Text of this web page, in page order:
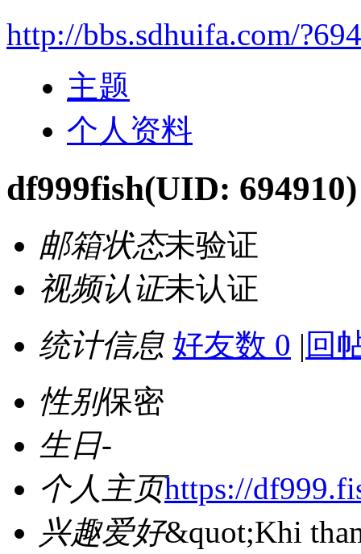
http://bbs.sdhuifa.com/
主题
个人资料
df999fish(UID: 694910)
邮箱状态未验证
视频认证未认证
统计信息 好友数 0 | 回
性别保密
生日-
个人主页https://
兴趣爱好&quot;Khi